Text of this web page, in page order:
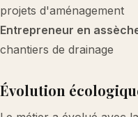
projets d'aménagement
Entrepreneur en
chantiers de drainage
Évolution